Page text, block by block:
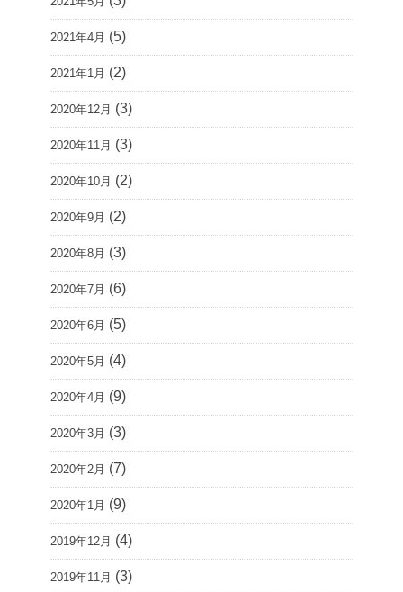
2021年4月 (5)
2021年1月 (2)
2020年12月 (3)
2020年11月 (3)
2020年10月 (2)
2020年9月 (2)
2020年8月 (3)
2020年7月 (6)
2020年6月 (5)
2020年5月 (4)
2020年4月 (9)
2020年3月 (3)
2020年2月 (7)
2020年1月 (9)
2019年12月 (4)
2019年11月 (3)